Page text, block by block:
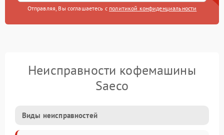
Отправляя, Вы соглашаетесь с политикой конфиденциальности
Неисправности кофемашины
Saeco
Виды неисправностей